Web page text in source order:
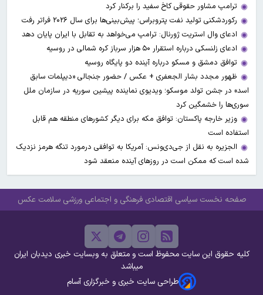
ترامپ مشاور حقوقی کاخ سفید را برکنار کرد
رکوردشکنی تولید نفت پتروبراس؛ پیش‌بینی‌ها برای سال ۲۰۲۶ فراتر رفت
ادعای وال‌ استریت ژورنال: ترامپ می‌خواهد به تقابل با ایران پایان دهد
ادعای زلنسکی درباره استقرار ۵۰ هزار سرباز کره شمالی در روسیه
توافق دمشق و مسکو درباره آینده دو پایگاه روسیه
ظهور مجدد بشار الجعفری + عکس / حضور جنجالی «دیپلمات سابق
اسد» در جشن تولد موسکو؛ ویدیوی نماینده پیشین سوریه در سازمان ملل
سوری‌ها را خشمگین کرد
وزیر خارجه پاکستان: توافق مکه برای دیگر کشورهای منطقه هم قابل
استفاده است
الجزیره به نقل از جی‌دی‌ونس: آمریکا به توافقی درمورد تنگه هرمز نزدیک
شده است که ممکن است در روزهای آینده منعقد شود
صفحه نخست سیاسی اقتصادی فرهنگی و اجتماعی ورزشی سلامت عکس
کلیه حقوق این سایت محفوظ است و متعلق به وبسایت خبری دیدبان ایران
میباشد
طراحی سایت خبری و خبرگزاری آسام